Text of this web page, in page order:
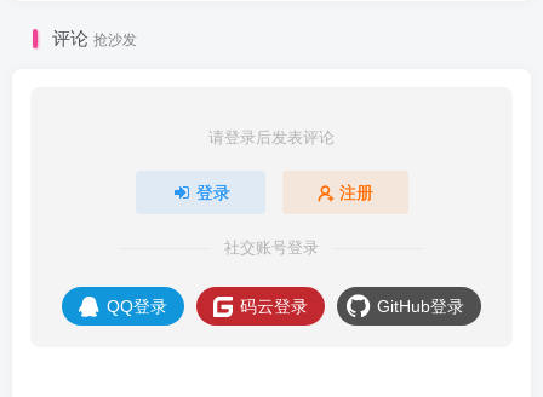
评论 抢沙发
请登录后发表评论
登录 注册
社交账号登录
QQ登录 码云登录 GitHub登录